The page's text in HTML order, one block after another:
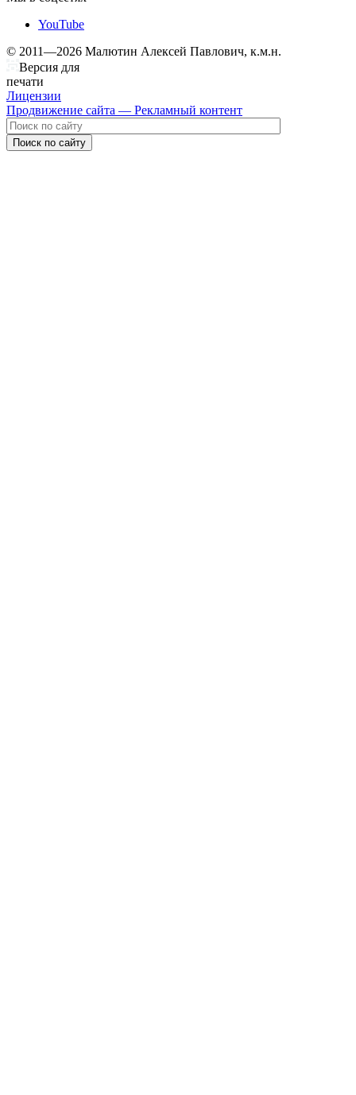
YouTube
© 2011—2026 Малютин Алексей Павлович, к.м.н.
Версия для
печати
Лицензии
Продвижение сайта — Рекламный контент
Поиск по сайту